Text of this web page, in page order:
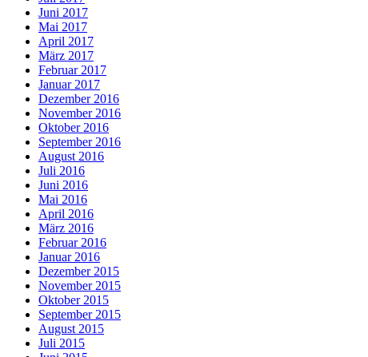
Juni 2017
Mai 2017
April 2017
März 2017
Februar 2017
Januar 2017
Dezember 2016
November 2016
Oktober 2016
September 2016
August 2016
Juli 2016
Juni 2016
Mai 2016
April 2016
März 2016
Februar 2016
Januar 2016
Dezember 2015
November 2015
Oktober 2015
September 2015
August 2015
Juli 2015